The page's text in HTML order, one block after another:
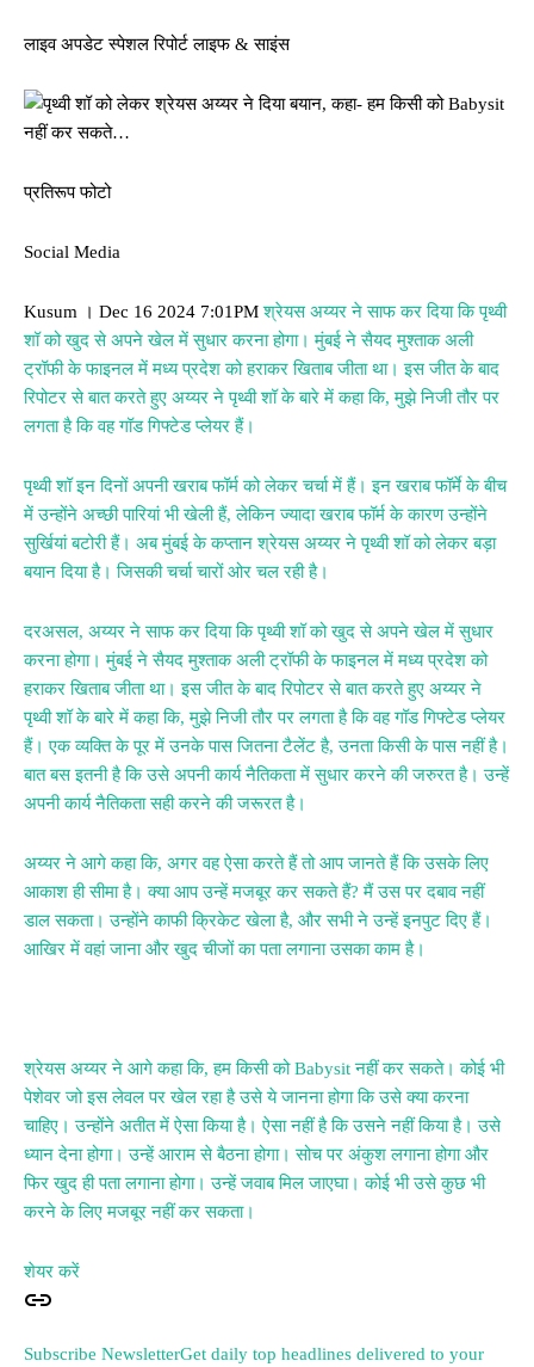
लाइव अपडेट स्पेशल रिपोर्ट लाइफ & साइंस
प्रतिरूप फोटो
Social Media
Kusum । Dec 16 2024 7:01PMश्रेयस अय्यर ने साफ कर दिया कि पृथ्वी
शॉ को खुद से अपने खेल में सुधार करना होगा। मुंबई ने सैयद मुश्ताक अली
ट्रॉफी के फाइनल में मध्य प्रदेश को हराकर खिताब जीता था। इस जीत के बाद
रिपोटर से बात करते हुए अय्यर ने पृथ्वी शॉ के बारे में कहा कि, मुझे निजी तौर पर
लगता है कि वह गॉड गिफ्टेड प्लेयर हैं।
पृथ्वी शॉ इन दिनों अपनी खराब फॉर्म को लेकर चर्चा में हैं। इन खराब फॉर्मे के बीच
में उन्होंने अच्छी पारियां भी खेली हैं, लेकिन ज्यादा खराब फॉर्म के कारण उन्होंने
सुर्खियां बटोरी हैं। अब मुंबई के कप्तान श्रेयस अय्यर ने पृथ्वी शॉ को लेकर बड़ा
बयान दिया है। जिसकी चर्चा चारों ओर चल रही है।
दरअसल, अय्यर ने साफ कर दिया कि पृथ्वी शॉ को खुद से अपने खेल में सुधार
करना होगा। मुंबई ने सैयद मुश्ताक अली ट्रॉफी के फाइनल में मध्य प्रदेश को
हराकर खिताब जीता था। इस जीत के बाद रिपोटर से बात करते हुए अय्यर ने
पृथ्वी शॉ के बारे में कहा कि, मुझे निजी तौर पर लगता है कि वह गॉड गिफ्टेड प्लेयर
हैं। एक व्यक्ति के पूर में उनके पास जितना टैलेंट है, उनता किसी के पास नहीं है।
बात बस इतनी है कि उसे अपनी कार्य नैतिकता में सुधार करने की जरुरत है। उन्हें
अपनी कार्य नैतिकता सही करने की जरूरत है।
अय्यर ने आगे कहा कि, अगर वह ऐसा करते हैं तो आप जानते हैं कि उसके लिए
आकाश ही सीमा है। क्या आप उन्हें मजबूर कर सकते हैं? मैं उस पर दबाव नहीं
डाल सकता। उन्होंने काफी क्रिकेट खेला है, और सभी ने उन्हें इनपुट दिए हैं।
आखिर में वहां जाना और खुद चीजों का पता लगाना उसका काम है।
श्रेयस अय्यर ने आगे कहा कि, हम किसी को Babysit नहीं कर सकते। कोई भी
पेशेवर जो इस लेवल पर खेल रहा है उसे ये जानना होगा कि उसे क्या करना
चाहिए। उन्होंने अतीत में ऐसा किया है। ऐसा नहीं है कि उसने नहीं किया है। उसे
ध्यान देना होगा। उन्हें आराम से बैठना होगा। सोच पर अंकुश लगाना होगा और
फिर खुद ही पता लगाना होगा। उन्हें जवाब मिल जाएघा। कोई भी उसे कुछ भी
करने के लिए मजबूर नहीं कर सकता।
शेयर करें
Subscribe NewsletterGet daily top headlines delivered to your